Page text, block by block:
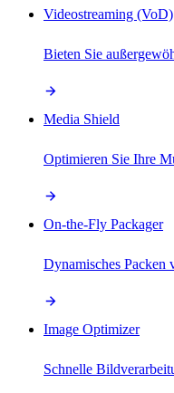
Videostreaming (VoD)
Bieten Sie
Media Shield
Optimieren Sie Ihre
On-the-Fly Packager
Dynamisches Packen
Image Optimizer
Schnelle